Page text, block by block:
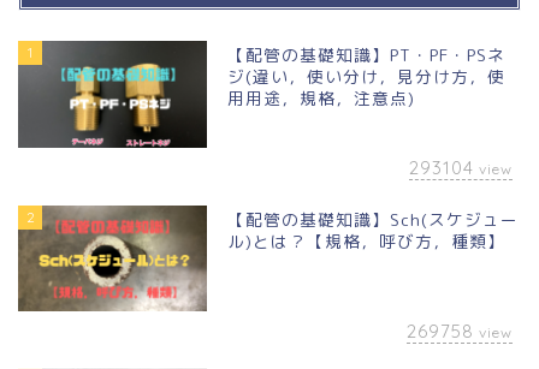
1
【配管の基礎知識】PT・PF・PSネ
ジ(違い，使い分け，見分け方，使
用用途，規格，注意点)
293104 view
2
【配管の基礎知識】Sch(スケジュー
ル)とは？【規格，呼び方，種類】
269758 view